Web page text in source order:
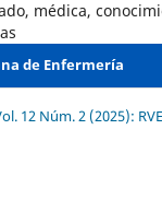
médica,
de Enfermería
12 Núm. 2 (2025):